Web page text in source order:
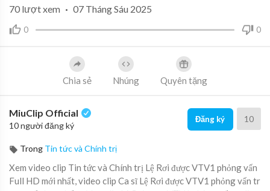
0 0
70 lượt xem · 07 Tháng Sáu 2025
Chia sẻ Nhúng Quyên tặng
MiuClip Official
10 người đăng ký
Đăng ký 10
Trong Tin tức và Chính trị
Xem video clip Tin tức và Chính trị Lệ Rơi được VTV1 phỏng vấn
Full HD mới nhất, video clip Ca sĩ Lệ Rơi được VTV1 phỏng vấn tr